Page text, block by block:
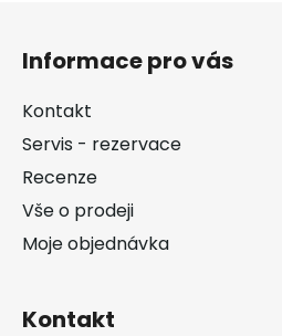
Informace pro vás
Kontakt
Servis - rezervace
Recenze
Vše o prodeji
Moje objednávka
Kontakt